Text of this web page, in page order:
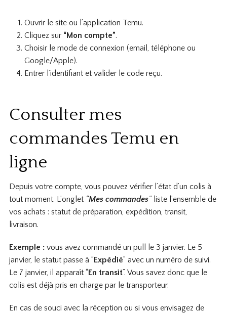
Ouvrir le site ou l’application Temu.
Cliquez sur “Mon compte”.
Choisir le mode de connexion (email, téléphone ou
Google/Apple).
Entrer l’identifiant et valider le code reçu.
Consulter mes
commandes Temu en
ligne
Depuis votre compte, vous pouvez vérifier l’état d’un colis à
tout moment. L’onglet “Mes commandes”liste l’ensemble de
vos achats : statut de préparation, expédition, transit,
livraison.
Exemple :vous avez commandé un pull le 3 janvier. Le 5
janvier, le statut passe à “Expédié” avec un numéro de suivi.
Le 7 janvier, il apparaît “En transit”. Vous savez donc que le
colis est déjà pris en charge par le transporteur.
En cas de souci avec la réception ou si vous envisagez de